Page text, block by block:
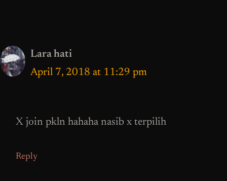
Lara hati
April 7, 2018 at 11:29 pm
X join pkln hahaha nasib x terpilih
Reply